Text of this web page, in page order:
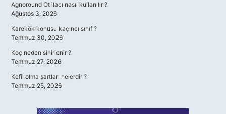
Agnoround Ot ilacı nasıl kullanılır ?
Ağustos 3, 2026
Karekök konusu kaçıncı sınıf ?
Temmuz 30, 2026
Koç neden sinirlenir ?
Temmuz 27, 2026
Kefil olma şartları nelerdir ?
Temmuz 25, 2026